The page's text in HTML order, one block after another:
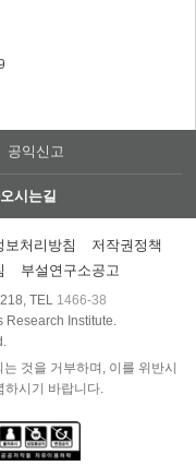
공익신고
시는길
보처리방침
저작권정책
부설연구소공고
TEL 1466-38
Research Institute.
것을 거부하며, 이를 위반시
하시기 바랍니다.